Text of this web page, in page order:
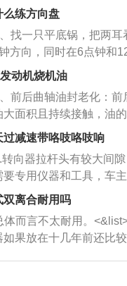
，直接将杂物给取出来，
比较严重，也可以采取应
、直接利用木棍将
排气管里面的位置处，
拆解开，就可以将堵塞
。但如果是因为积碳过
就需要将三元催化器泡
的情况得到解决，将清
中，与燃油混合后，车
可以和汽油一起进入到
形成废气排出，就可以让
到清洗，排气管堵塞的情
解决。
么练方向盘
找一只平底锅，把两耳
方向，同时在6点钟和
个标记。 <&list>2、双手
练习，往右同样也要打
、最后强调要反
可以形成肌肉记忆，在
时，不需要记忆也能打
动机烧机油
前后曲轴油封老化：前
大面积且持续接触，油
内持续温度变化使其密封
，导致渗油或漏油。
过大：积碳会使活塞环
大，导致机油流入燃烧
。<&list>3、机油粘度
过小的话，同样会有烧
度过小具有很好的流动
过减速带咯吱咯吱响
向器拉杆头有较大间隙
要专用仪器和工具，车主
，需要将车辆送到修理厂
车辆半轴套管防尘罩
后会出现漏油现象，使半
损的半轴容易损坏，产
稳定器的转向胶套
双离合耐用吗
体而言不太耐用。
如果放在十几年前还比